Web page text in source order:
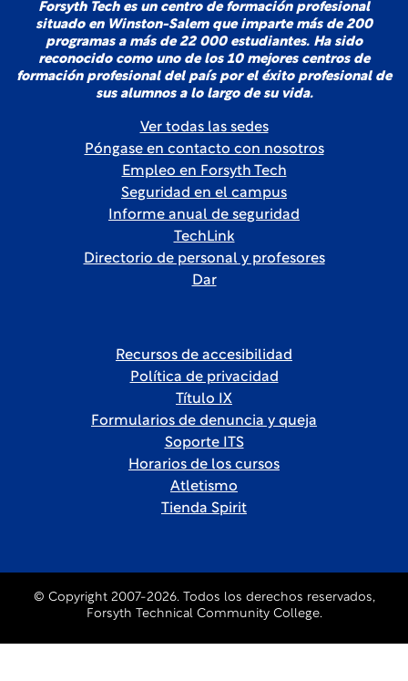
Forsyth Tech es un centro de formación profesional
situado en Winston-Salem que imparte más de 200
programas a más de 22 000 estudiantes. Ha sido
reconocido como uno de los 10 mejores centros de
formación profesional del país por el éxito profesional de
sus alumnos a lo largo de su vida.
Ver todas las sedes
Póngase en contacto con nosotros
Empleo en Forsyth Tech
Seguridad en el campus
Informe anual de seguridad
TechLink
Directorio de personal y profesores
Dar
Recursos de accesibilidad
Política de privacidad
Título IX
Formularios de denuncia y queja
Soporte ITS
Horarios de los cursos
Atletismo
Tienda Spirit
© Copyright 2007-2026. Todos los derechos reservados,
Forsyth Technical Community College.